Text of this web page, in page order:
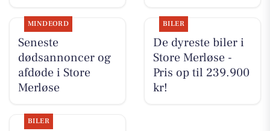
MINDEORD
Seneste
dødsannoncer og
afdøde i Store
Merløse
BILER
De dyreste biler i
Store Merløse -
Pris op til 239.900
kr!
BILER